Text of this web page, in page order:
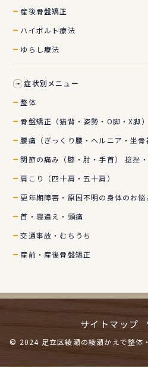
産後骨盤矯正
ハイボルト療法
ゆらし療法
症状別メニュー
整体
骨盤矯正（猫背・姿勢・O脚・X脚）
腰痛（ぎっくり腰・ヘルニア・坐骨
関節の痛み（膝・肘・手首） 捻挫
肩こり（四十肩・五十肩）
更年期障害・原因不明の身体のお悩
首・寝違え・頭痛
交通事故・むちうち
産前・産後骨盤矯正
© 2024 足立区綾瀬の綾瀬かえで整体
サイトマップ